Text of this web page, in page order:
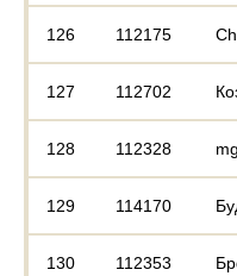
126 112175
127 112702
128 112328
129 114170
130 112353